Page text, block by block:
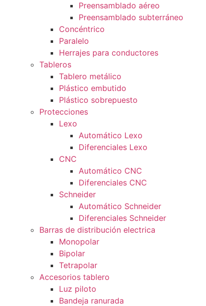
Preensamblado aéreo
Preensamblado subterráneo
Concéntrico
Paralelo
Herrajes para conductores
Tableros
Tablero metálico
Plástico embutido
Plástico sobrepuesto
Protecciones
Lexo
Automático Lexo
Diferenciales Lexo
CNC
Automático CNC
Diferenciales CNC
Schneider
Automático Schneider
Diferenciales Schneider
Barras de distribución electrica
Monopolar
Bipolar
Tetrapolar
Accesorios tablero
Luz piloto
Bandeja ranurada